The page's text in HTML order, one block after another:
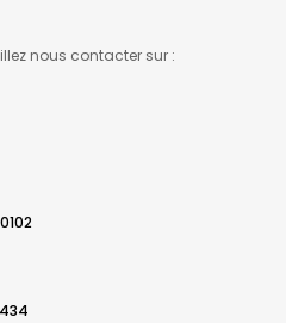
nous contacter sur :